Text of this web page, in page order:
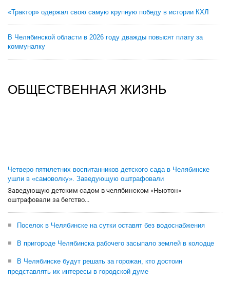
«Трактор» одержал свою самую крупную победу в истории КХЛ
В Челябинской области в 2026 году дважды повысят плату за
коммуналку
ОБЩЕСТВЕННАЯ ЖИЗНЬ
Четверо пятилетних воспитанников детского сада в Челябинске
ушли в «самоволку». Заведующую оштрафовали
Заведующую детским садом в челябинском «Ньютон»
оштрафовали за бегство...
Поселок в Челябинске на сутки оставят без водоснабжения
В пригороде Челябинска рабочего засыпало землей в колодце
В Челябинске будут решать за горожан, кто достоин
представлять их интересы в городской думе